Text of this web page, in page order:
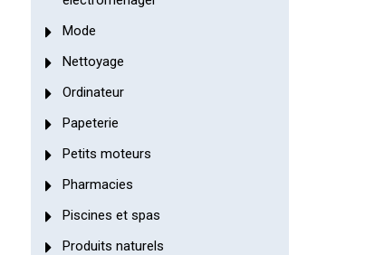
Mode
Nettoyage
Ordinateur
Papeterie
Petits moteurs
Pharmacies
Piscines et spas
Produits naturels